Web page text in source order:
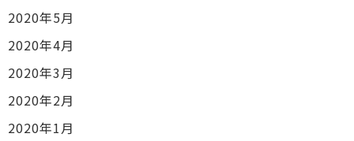
2020年5月
2020年4月
2020年3月
2020年2月
2020年1月